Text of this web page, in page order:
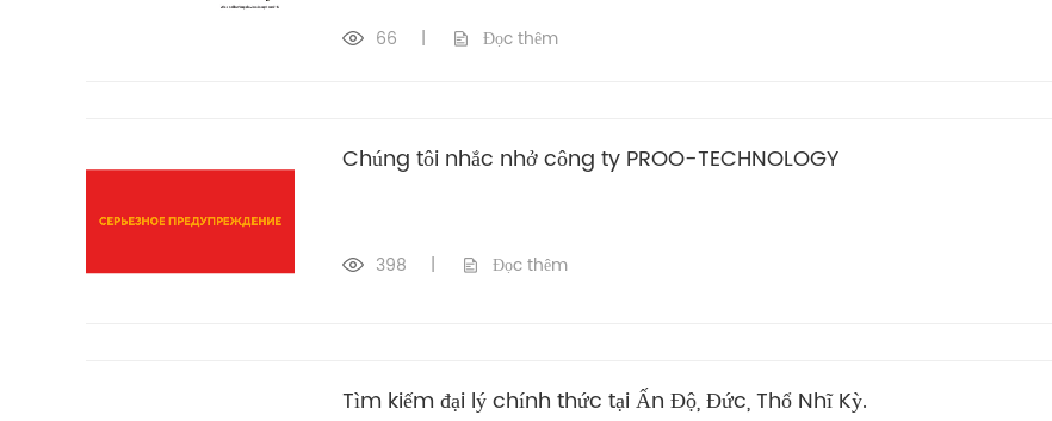
66 | Đọc thêm
Chúng tôi nhắc nhở công ty PROO-TECHNOLOGY
398 | Đọc thêm
Tìm kiếm đại lý chính thức tại Ấn Độ, Đức, Thổ Nhĩ Kỳ.